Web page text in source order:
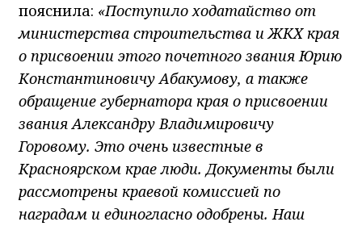
пояснила: «Поступило ходатайство от
министерства строительства и ЖКХ края
о присвоении этого почетного звания Юрию
Константиновичу Абакумову, а также
обращение губернатора края о присвоении
звания Александру Владимировичу
Горовому. Это очень известные в
Красноярском крае люди. Документы были
рассмотрены краевой комиссией по
наградам и единогласно одобрены. Наш